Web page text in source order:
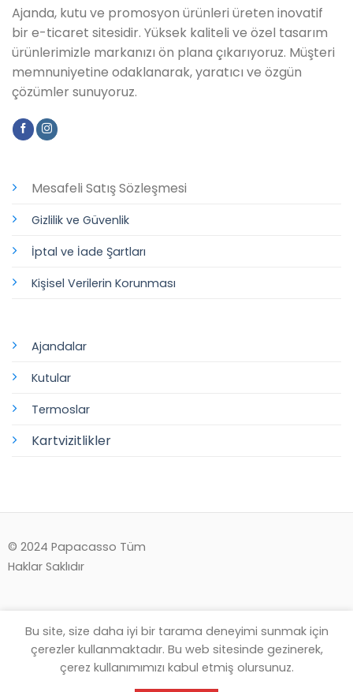
Mesafeli Satış Sözleşmesi
Gizlilik ve Güvenlik
İptal ve İade Şartları
Kişisel Verilerin Korunması
Ajandalar
Kutular
Termoslar
Kartvizitlikler
Ajanda, kutu ve promosyon ürünleri üreten inovatif
bir e-ticaret sitesidir. Yüksek kaliteli ve özel tasarım
ürünlerimizle markanızı ön plana çıkarıyoruz. Müşteri
memnuniyetine odaklanarak, yaratıcı ve özgün
çözümler sunuyoruz.
© 2024 Papacasso Tüm
Haklar Saklıdır
Bu site, size daha iyi bir tarama deneyimi sunmak için
çerezler kullanmaktadır. Bu web sitesinde gezinerek,
çerez kullanımımızı kabul etmiş olursunuz.